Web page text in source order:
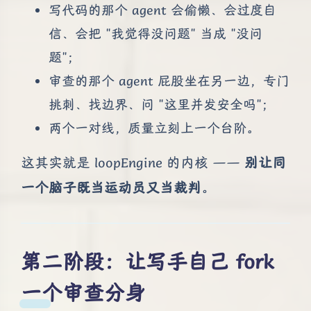
写代码的那个 agent 会偷懒、会过度自
信、会把 "我觉得没问题" 当成 "没问
题"；
审查的那个 agent 屁股坐在另一边，专门
挑刺、找边界、问 "这里并发安全吗"；
两个一对线，质量立刻上一个台阶。
这其实就是 loopEngine 的内核 —— 别让同
一个脑子既当运动员又当裁判。
第二阶段：让写手自己 fork
一个审查分身